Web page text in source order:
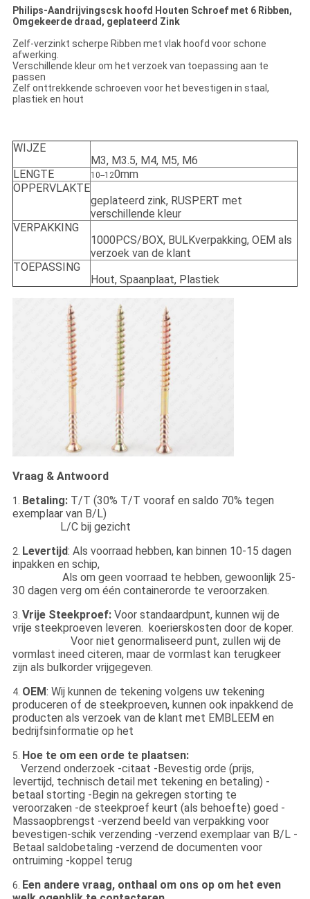
Philips-Aandrijvingscsk hoofd Houten Schroef met 6 Ribben,
Omgekeerde draad, geplateerd Zink
Zelf-verzinkt scherpe Ribben met vlak hoofd voor schone
afwerking.
Verschillende kleur om het verzoek van toepassing aan te
passen
Zelf onttrekkende schroeven voor het bevestigen in staal,
plastiek en hout
WIJZE
M3, M3.5, M4, M5, M6
LENGTE
10--120mm
OPPERVLAKTE
geplateerd zink, RUSPERT met
verschillende kleur
VERPAKKING
1000PCS/BOX, BULKverpakking, OEM als
verzoek van de klant
TOEPASSING
Hout, Spaanplaat, Plastiek
Vraag & Antwoord
1. Betaling:T/T (30% T/T vooraf en saldo 70% tegen
exemplaar van B/L)
L/C bij gezicht
2. Levertijd: Als voorraad hebben, kan binnen 10-15 dagen
inpakken en schip,
Als om geen voorraad te hebben, gewoonlijk 25-
30 dagen verg om één containerorde te veroorzaken.
3. Vrije Steekproef:Voor standaardpunt, kunnen wij de
vrije steekproeven leveren. koerierskosten door de koper.
Voor niet genormaliseerd punt, zullen wij de
vormlast ineed citeren, maar de vormlast kan terugkeer
zijn als bulkorder vrijgegeven.
4. OEM: Wij kunnen de tekening volgens uw tekening
produceren of de steekproeven, kunnen ook inpakkend de
producten als verzoek van de klant met EMBLEEM en
bedrijfsinformatie op het
5. Hoe te om een orde te plaatsen:
Verzend onderzoek -citaat -Bevestig orde (prijs,
levertijd, technisch detail met tekening en betaling) -
betaal storting -Begin na gekregen storting te
veroorzaken -de steekproef keurt (als behoefte) goed -
Massaopbrengst -verzend beeld van verpakking voor
bevestigen-schik verzending -verzend exemplaar van B/L -
Betaal saldobetaling -verzend de documenten voor
ontruiming -koppel terug
6. Een andere vraag, onthaal om ons op om het even